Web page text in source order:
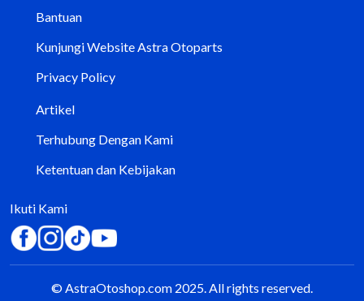
Bantuan
Kunjungi Website Astra Otoparts
Privacy Policy
Artikel
Terhubung Dengan Kami
Ketentuan dan Kebijakan
Ikuti Kami
© AstraOtoshop.com 2025. All rights reserved.